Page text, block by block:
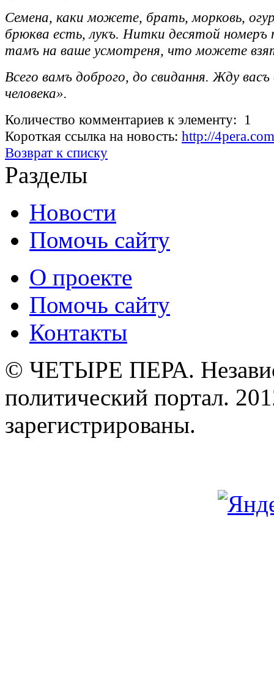
Семена, каки можете, брать, морковь,
брюква есть, лукъ. Нитки десятой
тамъ на ваше усмотреня, что можете
Всего вамъ доброго, до свидання. Жду васъ
человека».
Количество комментариев к элементу: 1
Короткая ссылка на новость: http://
Возврат к списку
Разделы
Новости
Помочь сайту
О проекте
Помочь сайту
Контакты
© ЧЕТЫРЕ ПЕРА.
политический портал.
зарегистрированы.